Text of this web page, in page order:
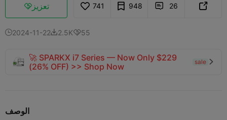
تعزيز 741 948  26 
2024-11-222.5K55
🚀 SPARKX i7 Series — Now Only $229
(26% OFF) >> Shop Now
sale 
الوصف